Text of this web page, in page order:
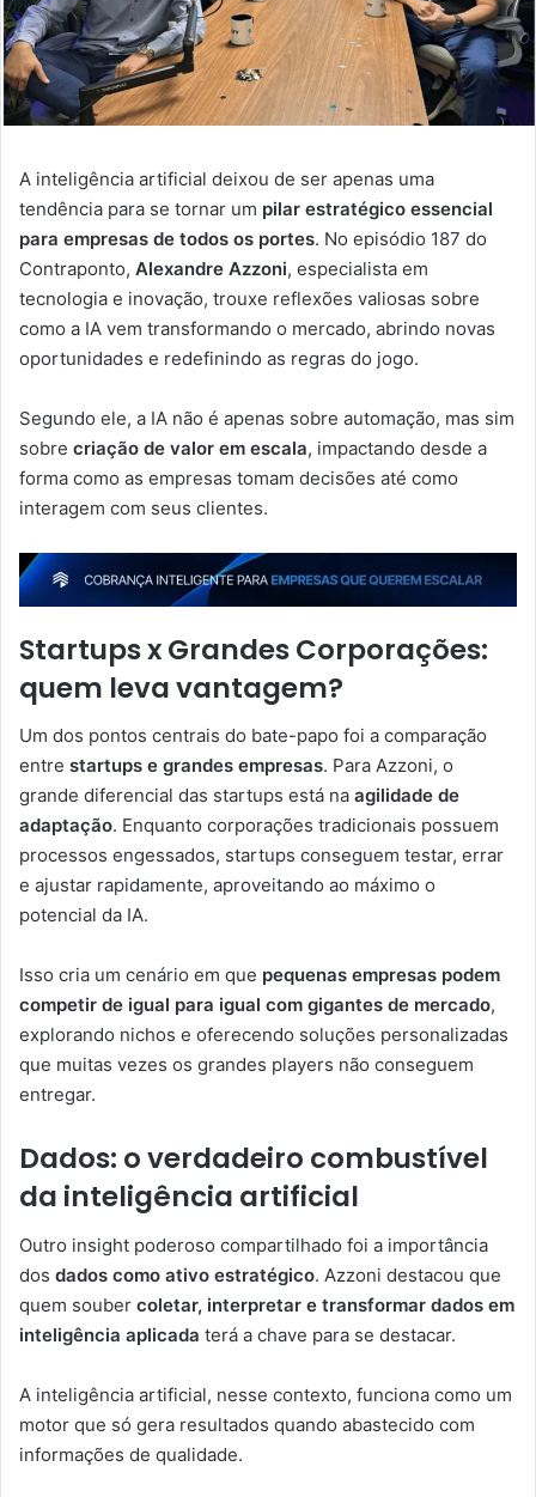
A inteligência artificial deixou de ser apenas uma
tendência para se tornar um pilar estratégico essencial
para empresas de todos os portes. No episódio 187 do
Contraponto, Alexandre Azzoni, especialista em
tecnologia e inovação, trouxe reflexões valiosas sobre
como a IA vem transformando o mercado, abrindo novas
oportunidades e redefinindo as regras do jogo.
Segundo ele, a IA não é apenas sobre automação, mas sim
sobre criação de valor em escala, impactando desde a
forma como as empresas tomam decisões até como
interagem com seus clientes.
Startups x Grandes Corporações:
quem leva vantagem?
Um dos pontos centrais do bate-papo foi a comparação
entre startups e grandes empresas. Para Azzoni, o
grande diferencial das startups está na agilidade de
adaptação. Enquanto corporações tradicionais possuem
processos engessados, startups conseguem testar, errar
e ajustar rapidamente, aproveitando ao máximo o
potencial da IA.
Isso cria um cenário em que pequenas empresas podem
competir de igual para igual com gigantes de mercado,
explorando nichos e oferecendo soluções personalizadas
que muitas vezes os grandes players não conseguem
entregar.
Dados: o verdadeiro combustível
da inteligência artificial
Outro insight poderoso compartilhado foi a importância
dos dados como ativo estratégico. Azzoni destacou que
quem souber coletar, interpretar e transformar dados em
inteligência aplicada terá a chave para se destacar.
A inteligência artificial, nesse contexto, funciona como um
motor que só gera resultados quando abastecido com
informações de qualidade.